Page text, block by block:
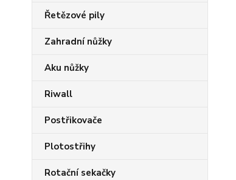
Řetězové pily
Zahradní nůžky
Aku nůžky
Riwall
Postřikovače
Plotostřihy
Rotační sekačky